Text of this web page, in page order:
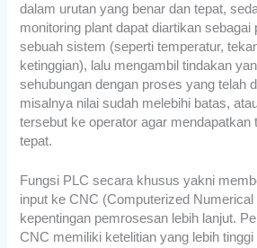
dalam urutan yang benar dan tepat,
monitoring plant dapat diartikan
sebuah sistem (seperti temperatur,
ketinggian), lalu mengambil tindakan
sehubungan dengan proses yang telah
misalnya nilai sudah melebihi batas,
tersebut ke operator agar mendapatkan
tepat.
Fungsi PLC secara khusus yakni
input ke CNC (Computerized Numerical
kepentingan pemrosesan lebih lanjut.
CNC memiliki ketelitian yang lebih tinggi